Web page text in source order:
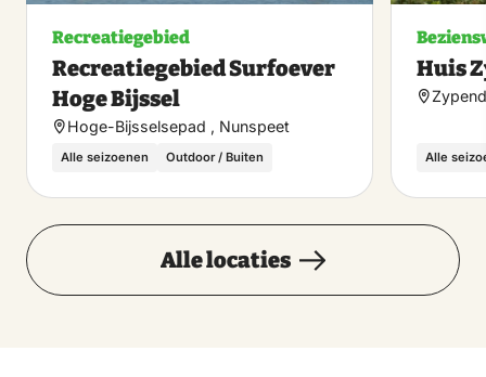
Recreatiegebied
Recreatiegebied Surfoever
Hoge Bijssel
Hoge-Bijsselsepad , Nunspeet
Alle seizoenen Outdoor / Buiten
Huis
Alle
Alle locaties